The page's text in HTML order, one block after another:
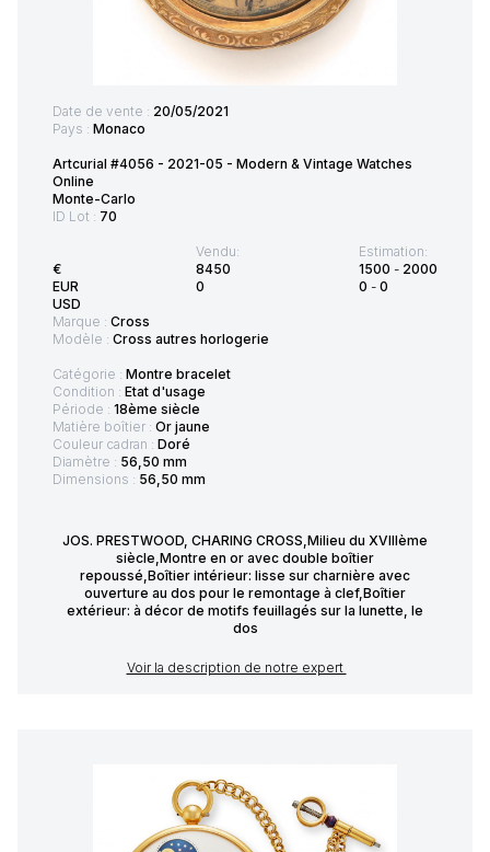
Date de vente : 20/05/2021
Pays : Monaco
Artcurial #4056 - 2021-05 - Modern & Vintage Watches
Online
Monte-Carlo
ID Lot : 70
€
EUR
USD
Vendu:
8450
0
Estimation:
1500 - 2000
0 - 0
Marque : Cross
Modèle : Cross autres horlogerie
Catégorie : Montre bracelet
Condition : Etat d'usage
Période : 18ème siècle
Matière boîtier : Or jaune
Couleur cadran : Doré
Diamètre : 56,50 mm
Dimensions : 56,50 mm
JOS. PRESTWOOD, CHARING CROSS,Milieu du XVIIIème
siècle,Montre en or avec double boîtier
repoussé,Boîtier intérieur: lisse sur charnière avec
ouverture au dos pour le remontage à clef,Boîtier
extérieur: à décor de motifs feuillagés sur la lunette, le
dos
Voir la description de notre expert